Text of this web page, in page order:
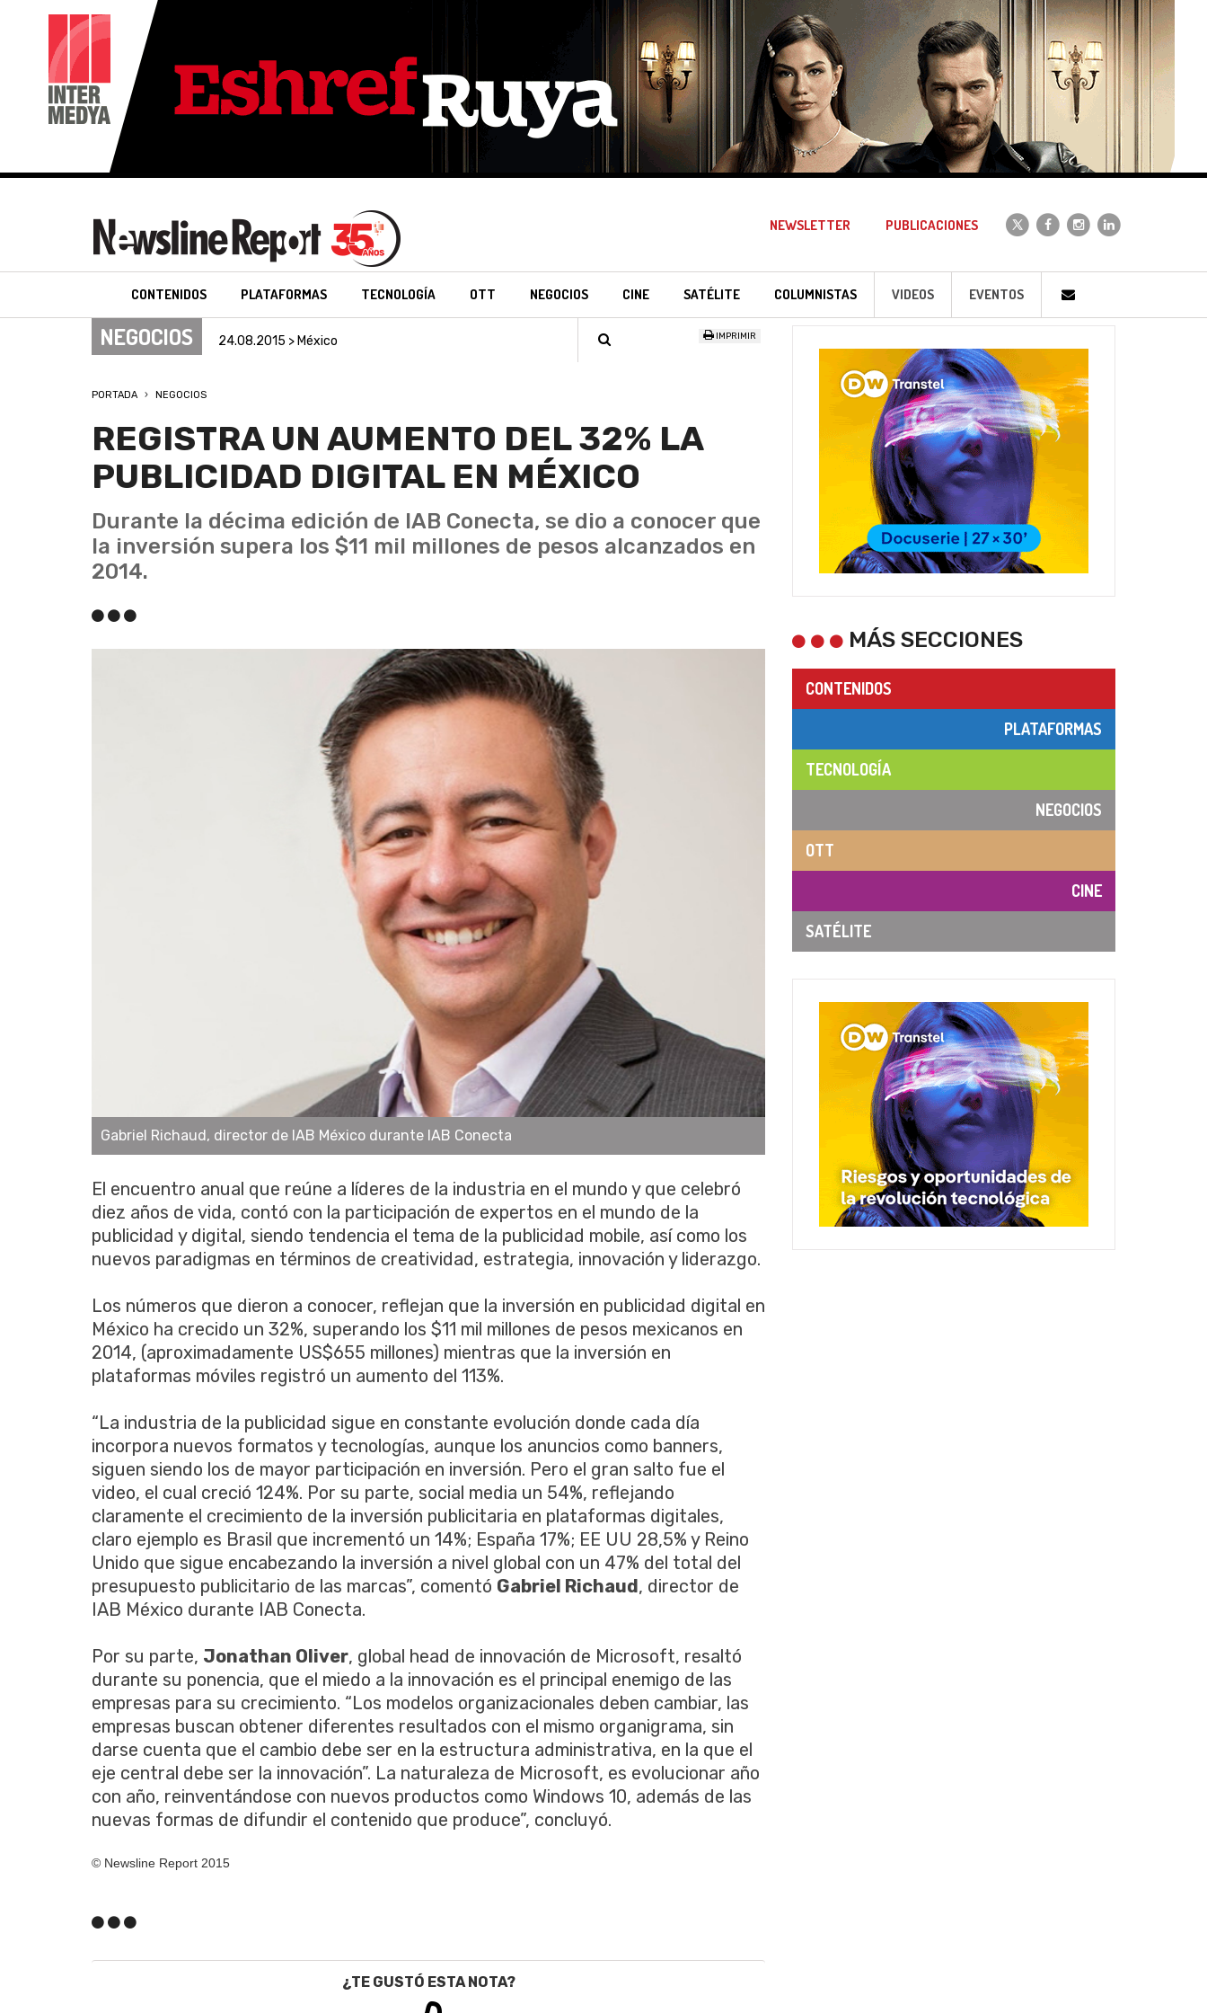
NEWSLETTER PUBLICACIONES
CONTENIDOS PLATAFORMAS TECNOLOGÍA OTT NEGOCIOS CINE SATÉLITE COLUMNISTAS VIDEOS EVENTOS
NEGOCIOS 24.08.2015 > México IMPRIMIR
PORTADA NEGOCIOS
REGISTRA UN AUMENTO DEL 32% LA
PUBLICIDAD DIGITAL EN MÉXICO
Durante la décima edición de IAB Conecta, se dio a conocer que
la inversión supera los $11 mil millones de pesos alcanzados en
2014.
Gabriel Richaud, director de IAB México durante IAB Conecta
El encuentro anual que reúne a líderes de la industria en el mundo y que celebró
diez años de vida, contó con la participación de expertos en el mundo de la
publicidad y digital, siendo tendencia el tema de la publicidad mobile, así como los
nuevos paradigmas en términos de creatividad, estrategia, innovación y liderazgo.
Los números que dieron a conocer, reflejan que la inversión en publicidad digital en
México ha crecido un 32%, superando los $11 mil millones de pesos mexicanos en
2014, (aproximadamente US$655 millones) mientras que la inversión en
plataformas móviles registró un aumento del 113%.
“La industria de la publicidad sigue en constante evolución donde cada día
incorpora nuevos formatos y tecnologías, aunque los anuncios como banners,
siguen siendo los de mayor participación en inversión. Pero el gran salto fue el
video, el cual creció 124%. Por su parte, social media un 54%, reflejando
claramente el crecimiento de la inversión publicitaria en plataformas digitales,
claro ejemplo es Brasil que incrementó un 14%; España 17%; EE UU 28,5% y Reino
Unido que sigue encabezando la inversión a nivel global con un 47% del total del
presupuesto publicitario de las marcas”, comentó Gabriel Richaud, director de
IAB México durante IAB Conecta.
Por su parte, Jonathan Oliver, global head de innovación de Microsoft, resaltó
durante su ponencia, que el miedo a la innovación es el principal enemigo de las
empresas para su crecimiento. “Los modelos organizacionales deben cambiar, las
empresas buscan obtener diferentes resultados con el mismo organigrama, sin
darse cuenta que el cambio debe ser en la estructura administrativa, en la que el
eje central debe ser la innovación”. La naturaleza de Microsoft, es evolucionar año
con año, reinventándose con nuevos productos como Windows 10, además de las
nuevas formas de difundir el contenido que produce”, concluyó.
© Newsline Report 2015
¿TE GUSTÓ ESTA NOTA?
MÁS SECCIONES
CONTENIDOS
PLATAFORMAS
TECNOLOGÍA
NEGOCIOS
OTT
CINE
SATÉLITE